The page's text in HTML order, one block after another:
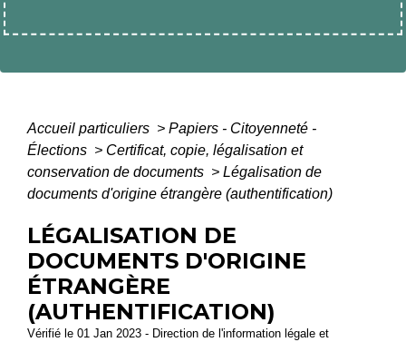
Accueil particuliers > Papiers - Citoyenneté -
Élections > Certificat, copie, légalisation et
conservation de documents > Légalisation de
documents d'origine étrangère (authentification)
LÉGALISATION DE
DOCUMENTS D'ORIGINE
ÉTRANGÈRE
(AUTHENTIFICATION)
Vérifié le 01 Jan 2023 - Direction de l'information légale et